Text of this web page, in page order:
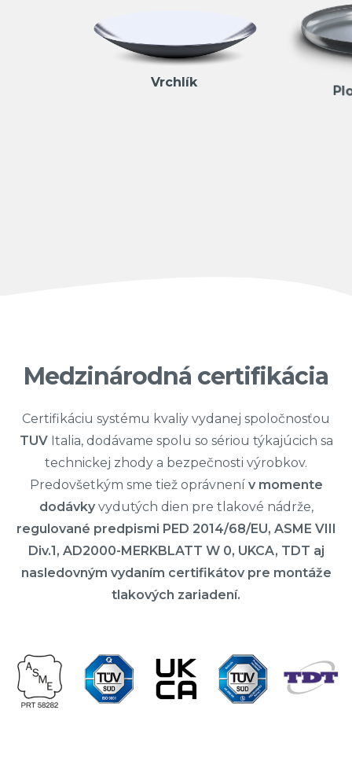
Vrchlík
Medzinárodná certifikácia
Certifikáciu systému kvaliy vydanej spoločnosťou
TUVItalia, dodávame spolu so sériou týkajúcich sa
technickej zhody a bezpečnosti výrobkov.
Predovšetkým sme tiež oprávnení v momente
dodávkyvydutých dien pre tlakové nádrže,
regulované predpismi PED 2014/68/EU, ASME VIII
Div.1, AD2000-MERKBLATT W 0, UKCA, TDT aj
nasledovným vydaním certifikátov pre montáže
tlakových zariadení.